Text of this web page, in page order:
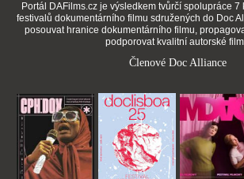
Portál DAFilms.cz je výsledkem tvůrčí spolupráce 7
festivalů dokumentárního filmu sdružených do Doc
posouvat hranice dokumentárního filmu,
podporovat kvalitní autorské
Členové Doc Alliance